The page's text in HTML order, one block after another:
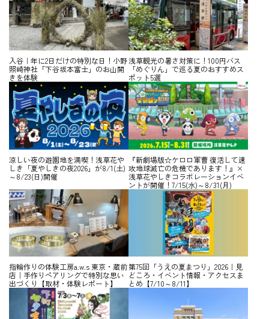
入谷｜年に2日だけの特別な日！小野
照崎神社「下谷坂本富士」のお山開
きを体験
浅草観光の暑さ対策に！100円バス
「めぐりん」で巡る夏のおすすめス
ポット5選
涼しい夜の遊園地を満喫！浅草花や
しき「夏やしきの夜2026」が8/1(土)
～8/23(日)開催
『新劇場版☆ケロロ軍曹 復活して速
攻地球滅亡の危機であります！』×
浅草花やしきコラボレーションイベ
ントが開催！7/15(水)～8/31(月)
指輪作りの体験工房a.w.s 東京・蔵前
店｜手作りペアリングで特別な思い
出づくり【取材・体験レポート】
第75回「うえの夏まつり」2026｜見
どころ・イベント情報・アクセスま
とめ【7/10～8/11】